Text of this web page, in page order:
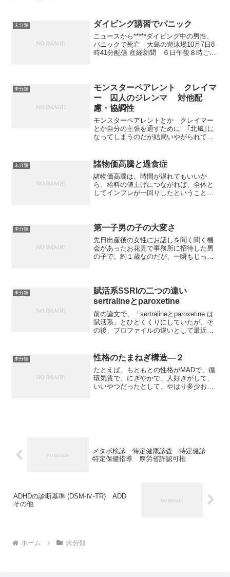
未分類 ダイビング講習でパニック
ニュースから*****ダイビング中の男性、
パニックで死亡 大島の遊泳場10月7日8
時41分配信 産経新聞 ６日午後８時ご
ぐにインストラ...
未分類
モンスターペアレント クレイマ
ー 囚人のジレンマ 対他配
慮・協調性
モンスターペアレントとか クレイマー
とか自分の主張を通すために ｢北風｣に
なってしまうのだが結局いやがられて嫌
未分類 諸物価高騰と過食症
諸物価高騰は、時間が遅れてもいいか
ら、給料の値上げにつながれば、全体と
してインフレが一回りしたということに
不安解消行動をとるか...
未分類 第一子男の子の大変さ
先日出産後の女性にお話しを聞く聞く機
会があったお花見で事務所に招待した男
の子で、約１歳なのだが、一瞬もじっと
しはおとなしいらしい。両...
未分類
賦活系SSRIの二つの違い
sertralineとparoxetine
前の論文で、「sertralineとparoxetine は
賦活系」とひとくくりにしていたが、そ
の後、プロファイルの違いとして最近言
比較的用量比例的である。...
未分類 性格のたまねぎ構造―２
たとえば、もともとの性格がMADで、循
環気質で、にぎやかで、人好きがして、
いいやつだったとして、やはり多少おせ
メタボ検診 特定健康診査 特定健診
特定保健指導 厚労省許認可権
ADHDの診断基準 (DSM-Ⅳ-TR) ADD
その他
ホーム 未分類